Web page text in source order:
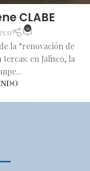
CLABE
0
la “renovación de
en Jalisco, la